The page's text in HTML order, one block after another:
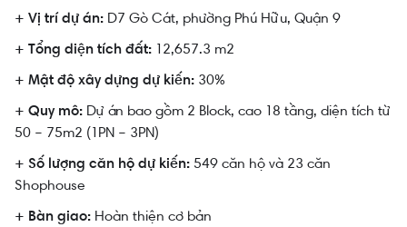
+ Vị trí dự án: D7 Gò Cát, phường Phú Hữu, Quận 9
+ Tổng diện tích đất: 12,657.3 m2
+ Mật độ xây dựng dự kiến: 30%
+ Quy mô: Dự án bao gồm 2 Block, cao 18 tầng, diện tích từ
50 – 75m2 (1PN – 3PN)
+ Số lượng căn hộ dự kiến: 549 căn hộ và 23 căn
Shophouse
+ Bàn giao: Hoàn thiện cơ bản